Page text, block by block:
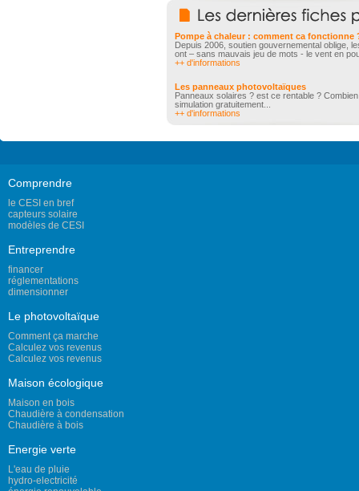
Pompe à chaleur : comment ca fonctionne
Depuis 2006, soutien gouvernemental oblige,
ont – sans mauvais jeu de mots - le vent en
++ d'informations
Les panneaux photovoltaïques
Panneaux solaires ? est ce rentable ?
simulation gratuitement...
++ d'informations
Comprendre
le CESI en bref
capteurs solaire
modèles de CESI
Entreprendre
financer
réglementations
dimensionner
Le photovoltaïque
Comment ça marche
Calculez vos revenus
Calculez vos revenus
Maison écologique
Maison en bois
Chaudière à condensation
Chaudière à bois
Energie verte
L'eau de pluie
hydro-electricité